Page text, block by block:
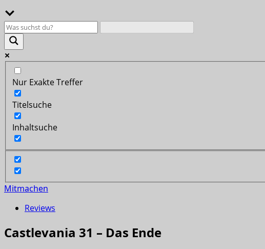
Nur Exakte Treffer
Titelsuche
Inhaltsuche
Mitmachen
Reviews
Castlevania 31 – Das Ende